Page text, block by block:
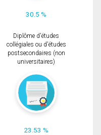
30.5 %
Diplôme d'études
collégiales ou d'études
postsecondaires (non
universitaires)
23.53 %